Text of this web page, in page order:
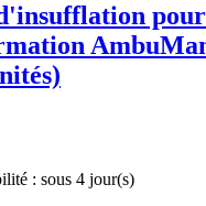
: sous 4 jour(s)